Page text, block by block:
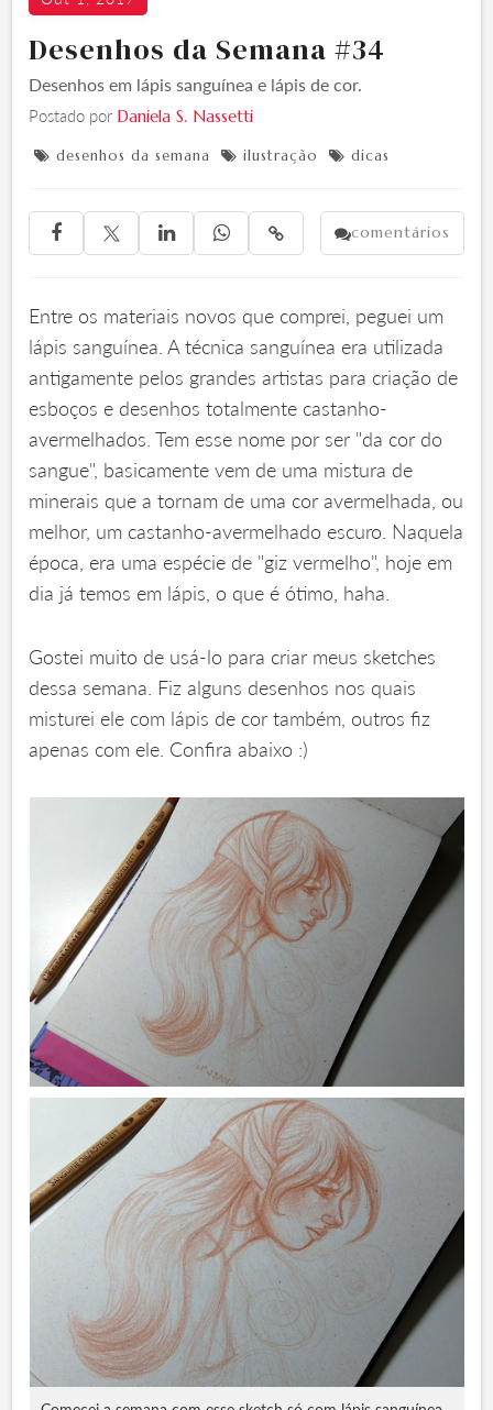
Desenhos da Semana #34
Desenhos em lápis sanguínea e lápis de cor.
Postado por Daniela S. Nassetti
 desenhos da semana  ilustração  dicas
    comentários
Entre os materiais novos que comprei, peguei um
lápis sanguínea. A técnica sanguínea era utilizada
antigamente pelos grandes artistas para criação de
esboços e desenhos totalmente castanho-
avermelhados. Tem esse nome por ser "da cor do
sangue", basicamente vem de uma mistura de
minerais que a tornam de uma cor avermelhada, ou
melhor, um castanho-avermelhado escuro. Naquela
época, era uma espécie de "giz vermelho", hoje em
dia já temos em lápis, o que é ótimo, haha.
Gostei muito de usá-lo para criar meus sketches
dessa semana. Fiz alguns desenhos nos quais
misturei ele com lápis de cor também, outros fiz
apenas com ele. Confira abaixo :)